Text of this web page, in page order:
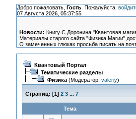
Добро пожаловать, Гость. Пожалуйста,
07 Августа 2026, 05:37:55
Новости: Книгу С.Доронина "Квантовая
Материалы старого сайта "Физика Магии"
О замеченных глюках просьба писать на
Квантовый Портал
Тематические разделы
Физика(Модератор: valeriy)
Страниц: [1] 2 3 ... 7
Тема